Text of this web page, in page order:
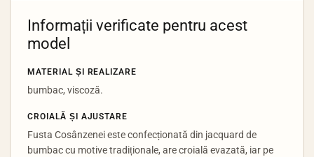
Informații verificate pentru acest
model
MATERIAL ȘI REALIZARE
bumbac, viscoză.
CROIALĂ ȘI AJUSTARE
Fusta Cosânzenei este confecționată din jacquard de
bumbac cu motive tradiționale, are croială evazată, iar pe